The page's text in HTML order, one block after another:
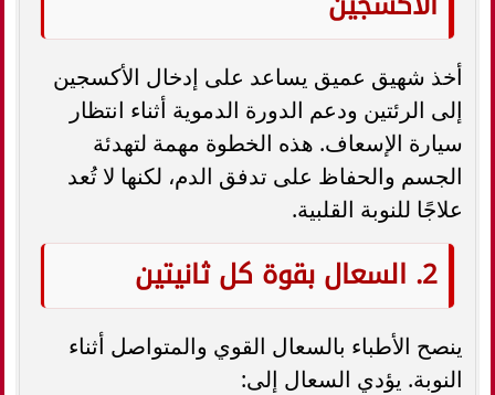
أخذ شهيق عميق يساعد على إدخال الأكسجين
إلى الرئتين ودعم الدورة الدموية أثناء انتظار
سيارة الإسعاف. هذه الخطوة مهمة لتهدئة
الجسم والحفاظ على تدفق الدم، لكنها لا تُعد
علاجًا للنوبة القلبية.
2. السعال بقوة كل ثانيتين
ينصح الأطباء بالسعال القوي والمتواصل أثناء
النوبة. يؤدي السعال إلى: